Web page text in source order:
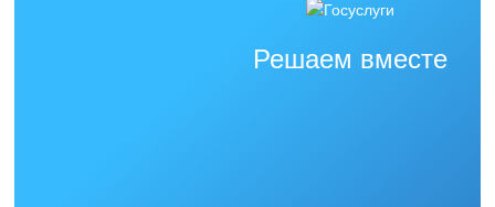
Решаем вместе